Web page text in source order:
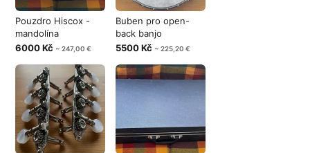
Pouzdro Hiscox -
mandolína
6000 Kč ~ 247,00 €
Buben pro open-
back banjo
5500 Kč ~ 225,20 €